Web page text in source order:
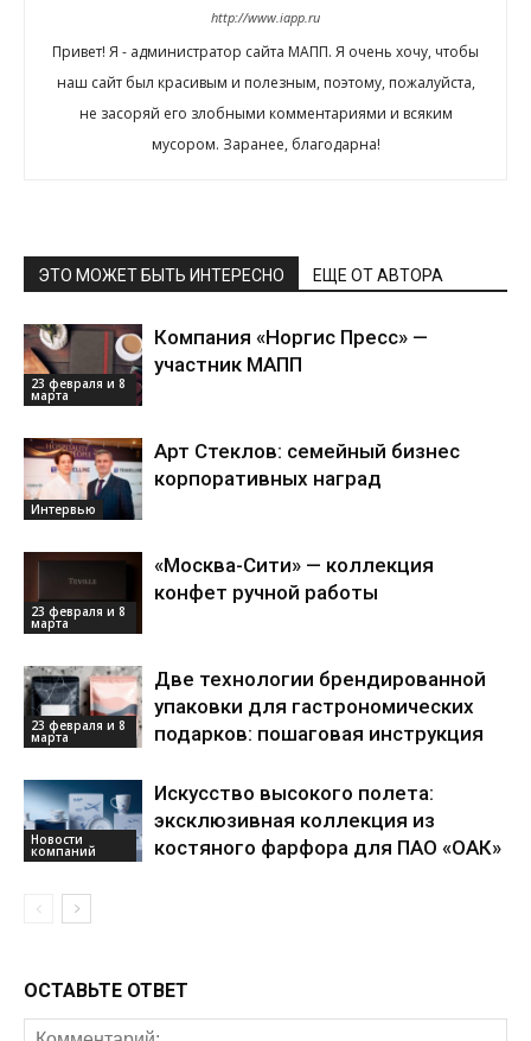
http://www.iapp.ru
Привет! Я - администратор сайта МАПП. Я очень хочу, чтобы
наш сайт был красивым и полезным, поэтому, пожалуйста,
не засоряй его злобными комментариями и всяким
мусором. Заранее, благодарна!
ЭТО МОЖЕТ БЫТЬ ИНТЕРЕСНО ЕЩЕ ОТ АВТОРА
23 февраля и 8
марта
Компания «Норгис Пресс» —
участник МАПП
Интервью
Арт Стеклов: семейный бизнес
корпоративных наград
23 февраля и 8
марта
«Москва-Сити» — коллекция
конфет ручной работы
23 февраля и 8
марта
Две технологии брендированной
упаковки для гастрономических
подарков: пошаговая инструкция
Новости
компаний
Искусство высокого полета:
эксклюзивная коллекция из
костяного фарфора для ПАО «ОАК»
ОСТАВЬТЕ ОТВЕТ